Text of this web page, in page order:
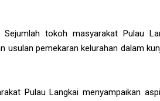
Sejumlah tokoh masyarakat Pulau
usulan pemekaran kelurahan dalam
Pulau Langkai menyampaikan